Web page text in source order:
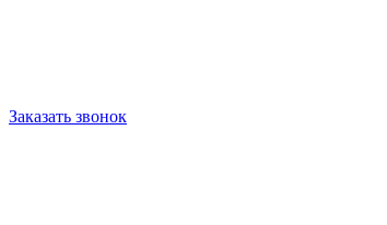
Заказать звонок